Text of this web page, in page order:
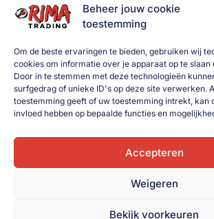
Beheer jouw cookie
toestemming
Om de beste ervaringen te bieden, gebruiken wij
cookies om informatie over je apparaat op te slaan
Door in te stemmen met deze technologieën
surfgedrag of unieke ID's op deze site verwerken.
toestemming geeft of uw toestemming intrekt, kan
invloed hebben op bepaalde functies en
Accepteren
Weigeren
Bekijk voorkeuren